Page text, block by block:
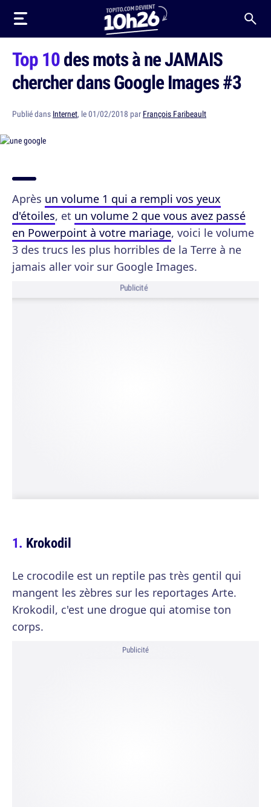
Top 10des mots à ne JAMAIS
chercher dans Google Images #3
Publié dans Internet, le 01/02/2018 par François Faribeault
Après un volume 1 qui a rempli vos yeux
d'étoiles, et un volume 2 que vous avez passé
en Powerpoint à votre mariage, voici le volume
3 des trucs les plus horribles de la Terre à ne
jamais aller voir sur Google Images.
Publicité
Krokodil
Le crocodile est un reptile pas très gentil qui
mangent les zèbres sur les reportages Arte.
Krokodil, c'est une drogue qui atomise ton
corps.
Publicité